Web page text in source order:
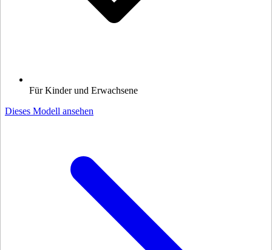
Für Kinder und Erwachsene
Dieses Modell ansehen